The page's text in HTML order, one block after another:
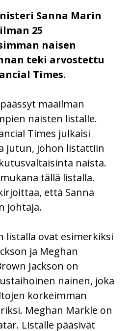
Sanna Marin
25
naisen
teki arvostettu
Times.
maailman
naisten listalle.
Times julkaisi
jutun, johon listattiin
naista.
tällä listalla.
että Sanna
johtaja.
listalla ovat esimerkiksi
ja Meghan
Jackson on
nainen, joka
korkeimman
Meghan Markle on
Listalle pääsivät